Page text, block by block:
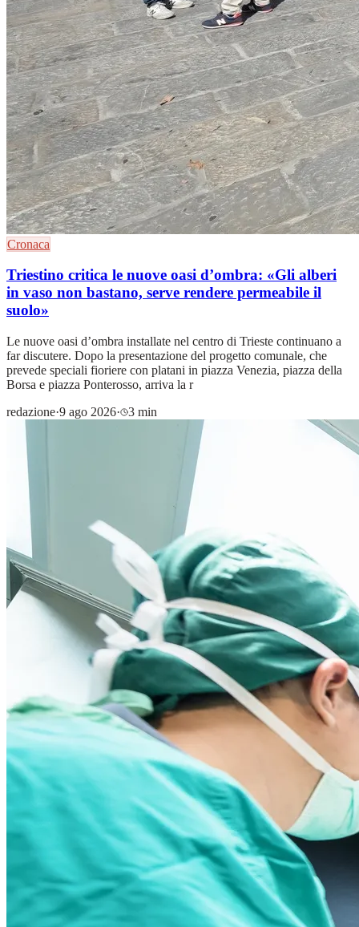
Cronaca
Triestino critica le nuove oasi d’ombra: «Gli alberi
in vaso non bastano, serve rendere permeabile il
suolo»
Le nuove oasi d’ombra installate nel centro di Trieste continuano a
far discutere. Dopo la presentazione del progetto comunale, che
prevede speciali fioriere con platani in piazza Venezia, piazza della
Borsa e piazza Ponterosso, arriva la r
redazione·9 ago 2026· 3 min